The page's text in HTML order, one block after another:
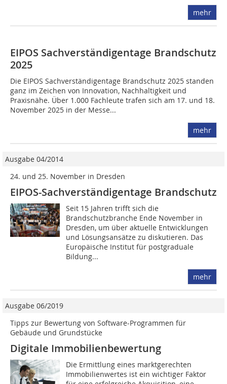
mehr
EIPOS Sachverständigentage Brandschutz
2025
Die EIPOS Sachverständigentage Brandschutz 2025 standen
ganz im Zeichen von Innovation, Nachhaltigkeit und
Praxisnähe. Über 1.000 Fachleute trafen sich am 17. und 18.
November 2025 in der Messe...
mehr
Ausgabe 04/2014
24. und 25. November in Dresden
EIPOS-Sachverständigentage Brandschutz
Seit 15 Jahren trifft sich die
Brandschutzbranche Ende November in
Dresden, um über aktuelle Entwicklungen
und Lösungsansätze zu diskutieren. Das
Europäische Institut für postgraduale
Bildung...
mehr
Ausgabe 06/2019
Tipps zur Bewertung von Software-Programmen für
Gebäude und Grundstücke
Digitale Immobilienbewertung
Die Ermittlung eines marktgerechten
Immobilienwertes ist ein wichtiger Faktor